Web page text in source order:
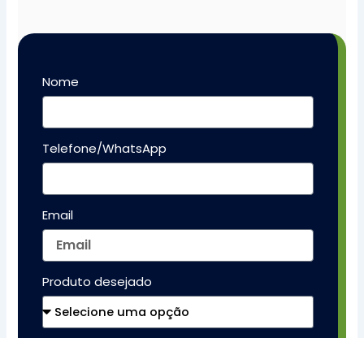
Nome
Telefone/WhatsApp
Email
Produto desejado